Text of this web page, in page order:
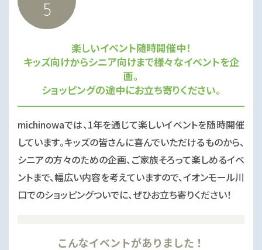
5
楽しいイベント随時開催中！
キッズ向けからシニア向けまで様々なイベントを企
画。
ショッピングの途中にお立ち寄りください。
michinowaでは、1年を通じて楽しいイベントを随時開催
しています。キッズの皆さんに喜んでいただけるものから、
シニアの方々のための企画、ご家族そろって楽しめるイベ
ントまで、幅広い内容を考えていますので、イオンモール川
口でのショッピングついでに、ぜひお立ち寄りください！
こんなイベントがありました！